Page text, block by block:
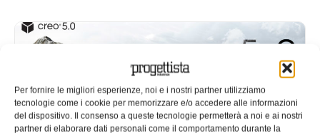
Per fornire le migliori esperienze, noi e i nostri partner utilizziamo
tecnologie come i cookie per memorizzare e/o accedere alle informazioni
del dispositivo. Il consenso a queste tecnologie permetterà a noi e ai nostri
partner di elaborare dati personali come il comportamento durante la